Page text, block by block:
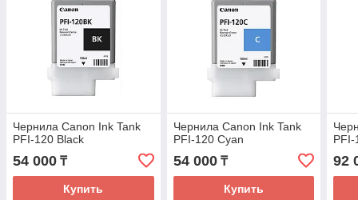
Чернила Canon Ink Tank
PFI-120 Black
54 000 ₸
Купить
Чернила Canon Ink Tank
PFI-120 Cyan
54 000₸
Купить
PFI-
92